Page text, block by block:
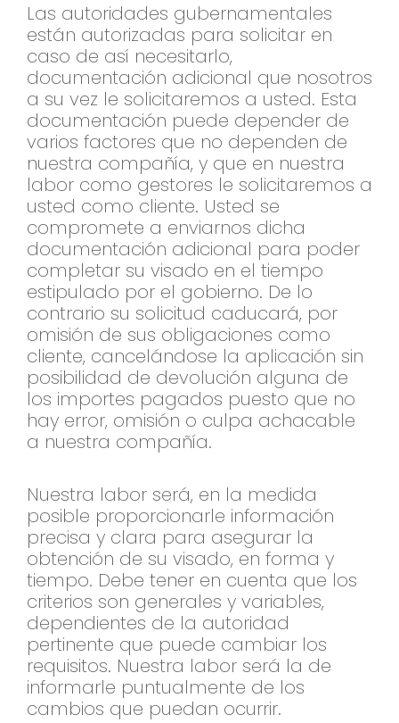
Las autoridades gubernamentales
están autorizadas para solicitar en
caso de así necesitarlo,
documentación adicional que nosotros
a su vez le solicitaremos a usted. Esta
documentación puede depender de
varios factores que no dependen de
nuestra compañía, y que en nuestra
labor como gestores le solicitaremos a
usted como cliente. Usted se
compromete a enviarnos dicha
documentación adicional para poder
completar su visado en el tiempo
estipulado por el gobierno. De lo
contrario su solicitud caducará, por
omisión de sus obligaciones como
cliente, cancelándose la aplicación sin
posibilidad de devolución alguna de
los importes pagados puesto que no
hay error, omisión o culpa achacable
a nuestra compañía.
Nuestra labor será, en la medida
posible proporcionarle información
precisa y clara para asegurar la
obtención de su visado, en forma y
tiempo. Debe tener en cuenta que los
criterios son generales y variables,
dependientes de la autoridad
pertinente que puede cambiar los
requisitos. Nuestra labor será la de
informarle puntualmente de los
cambios que puedan ocurrir.